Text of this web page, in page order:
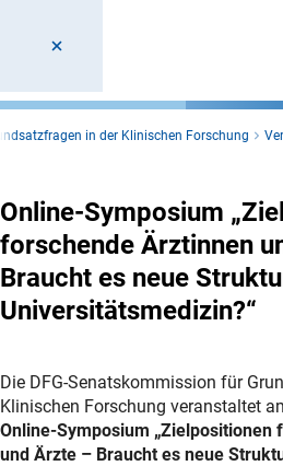
in der Klinischen Forschung
Online-Symposium
forschende Ärztinnen
Braucht es neue
Universitätsmedizin?“
Die DFG-Senatskommission für
Klinischen Forschung veranstaltet
Online-Symposium
und Ärzte – Braucht es neue